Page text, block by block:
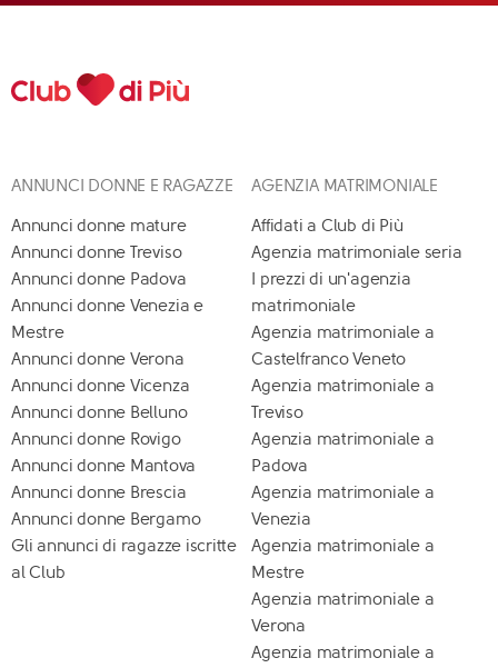
ANNUNCI DONNE E RAGAZZE
Annunci donne mature
Annunci donne Treviso
Annunci donne Padova
Annunci donne Venezia e
Mestre
Annunci donne Verona
Annunci donne Vicenza
Annunci donne Belluno
Annunci donne Rovigo
Annunci donne Mantova
Annunci donne Brescia
Annunci donne Bergamo
Gli annunci di ragazze iscritte
al Club
AGENZIA MATRIMONIALE
Affidati a Club di Più
Agenzia matrimoniale seria
I prezzi di un'agenzia
matrimoniale
Agenzia matrimoniale a
Castelfranco Veneto
Agenzia matrimoniale a
Treviso
Agenzia matrimoniale a
Padova
Agenzia matrimoniale a
Venezia
Agenzia matrimoniale a
Mestre
Agenzia matrimoniale a
Verona
Agenzia matrimoniale a